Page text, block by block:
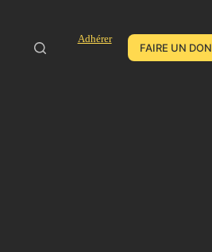
Adhérer
FAIRE UN DON